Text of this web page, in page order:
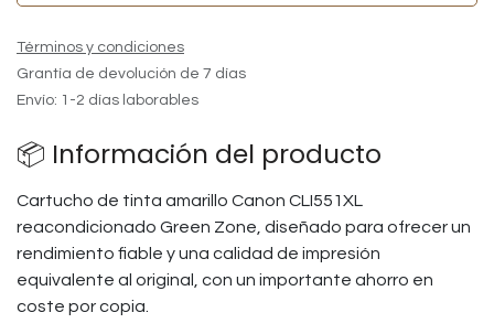
Términos y condiciones
Grantía de devolución de 7 días
Envío: 1-2 días laborables
📦 Información del producto
Cartucho de tinta amarillo Canon CLI551XL
reacondicionado Green Zone, diseñado para ofrecer un
rendimiento fiable y una calidad de impresión
equivalente al original, con un importante ahorro en
coste por copia.